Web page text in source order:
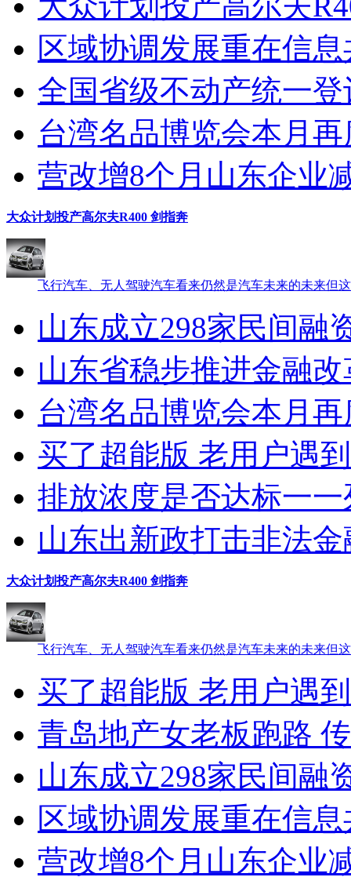
区域协调发展重在信
全国省级不动产统一
台湾名品博览会本月
营改增8个月山东企业
大众计划投产高尔夫R400 剑指奔
飞行汽车、无人驾驶汽车看来仍然是汽车未来的未来
山东成立298家民间融
山东省稳步推进金融
台湾名品博览会本月
买了超能版 老用户遇
排放浓度是否达标一
山东出新政打击非法
大众计划投产高尔夫R400 剑指奔
飞行汽车、无人驾驶汽车看来仍然是汽车未来的未来
买了超能版 老用户遇
青岛地产女老板跑路
山东成立298家民间融
区域协调发展重在信
营改增8个月山东企业